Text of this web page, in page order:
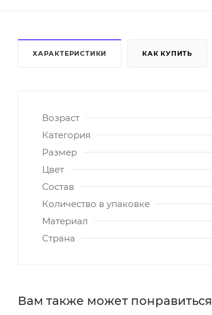
ХАРАКТЕРИСТИКИ КАК КУПИТЬ
Возраст
Категория
Размер
Цвет
Состав
Количество в упаковке
Материал
Страна
Вам также может понравиться